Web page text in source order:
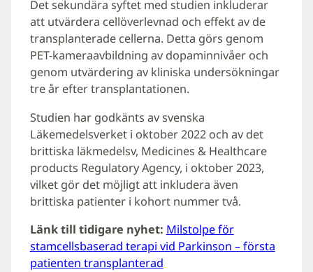
Det sekundära syftet med studien inkluderar
att utvärdera cellöverlevnad och effekt av de
transplanterade cellerna. Detta görs genom
PET-kameraavbildning av dopaminnivåer och
genom utvärdering av kliniska undersökningar
tre år efter transplantationen.
Studien har godkänts av svenska
Läkemedelsverket i oktober 2022 och av det
brittiska läkmedelsv, Medicines & Healthcare
products Regulatory Agency, i oktober 2023,
vilket gör det möjligt att inkludera även
brittiska patienter i kohort nummer två.
Länk till tidigare nyhet: Milstolpe för
stamcellsbaserad terapi vid Parkinson – första
patienten transplanterad